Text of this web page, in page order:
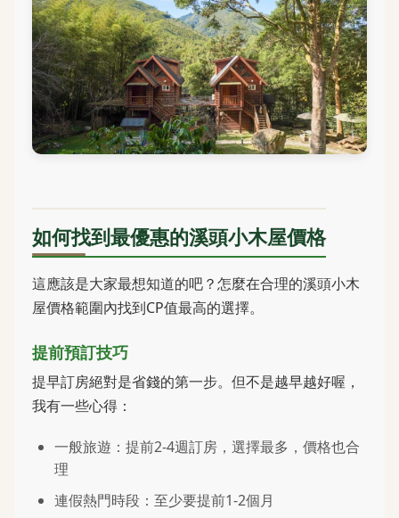
如何找到最優惠的溪頭小木屋價格
這應該是大家最想知道的吧？怎麼在合理的溪頭小木
屋價格範圍內找到CP值最高的選擇。
提前預訂技巧
提早訂房絕對是省錢的第一步。但不是越早越好喔，
我有一些心得：
一般旅遊：提前2-4週訂房，選擇最多，價格也合
理
連假熱門時段：至少要提前1-2個月